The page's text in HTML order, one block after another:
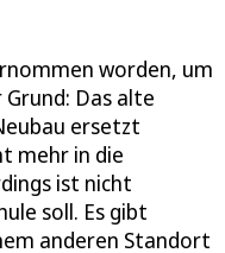
worden, um
Das alte
ersetzt
mehr in die
ist nicht
soll. Es gibt
anderen Standort